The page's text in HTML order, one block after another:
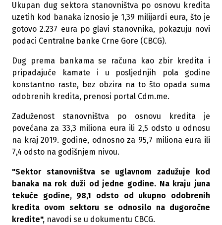
Ukupan dug sektora stanovništva po osnovu kredita
uzetih kod banaka iznosio je 1,39 milijardi eura, što je
gotovo 2.237 eura po glavi stanovnika, pokazuju novi
podaci Centralne banke Crne Gore (CBCG).
Dug prema bankama se računa kao zbir kredita i
pripadajuće kamate i u posljednjih pola godine
konstantno raste, bez obzira na to što opada suma
odobrenih kredita, prenosi portal Cdm.me.
Zaduženost stanovništva po osnovu kredita je
povećana za 33,3 miliona eura ili 2,5 odsto u odnosu
na kraj 2019. godine, odnosno za 95,7 miliona eura ili
7,4 odsto na godišnjem nivou.
"Sektor stanovništva se uglavnom zadužuje kod
banaka na rok duži od jedne godine. Na kraju juna
tekuće godine, 98,1 odsto od ukupno odobrenih
kredita ovom sektoru se odnosilo na dugoročne
kredite", navodi se u dokumentu CBCG.